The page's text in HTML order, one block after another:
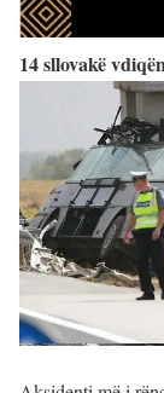
14 sllovakë